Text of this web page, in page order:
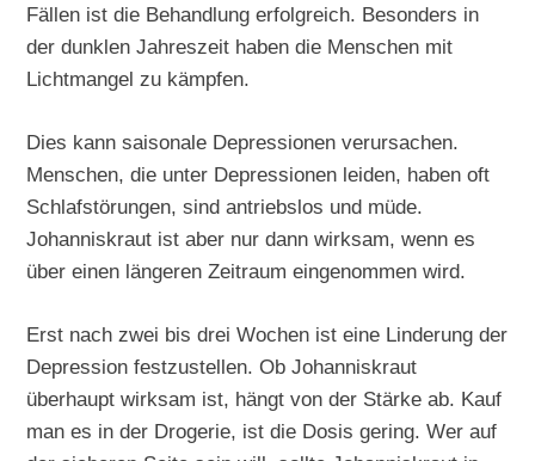
Fällen ist die Behandlung erfolgreich. Besonders in
der dunklen Jahreszeit haben die Menschen mit
Lichtmangel zu kämpfen.
Dies kann saisonale Depressionen verursachen.
Menschen, die unter Depressionen leiden, haben oft
Schlafstörungen, sind antriebslos und müde.
Johanniskraut ist aber nur dann wirksam, wenn es
über einen längeren Zeitraum eingenommen wird.
Erst nach zwei bis drei Wochen ist eine Linderung der
Depression festzustellen. Ob Johanniskraut
überhaupt wirksam ist, hängt von der Stärke ab. Kauf
man es in der Drogerie, ist die Dosis gering. Wer auf